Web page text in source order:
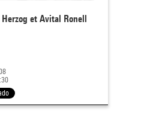
et Avital Ronell